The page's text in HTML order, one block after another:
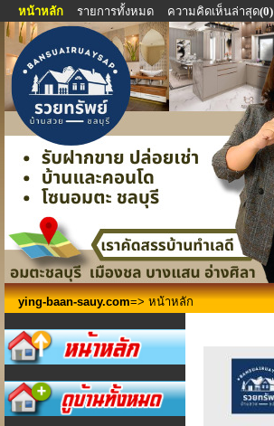
หน้าหลัก รายการทั้งหมด ความคิดเห็นล่าสุด(0)
ying-baan-sauy.com=> หน้าหลัก